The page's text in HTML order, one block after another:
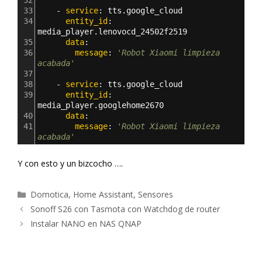
33
- service: tts.google_cloud
34
entity_id
media_player.lenovocd_24502f2519
35
data:
36
message:
'Robot Xiaomi limpieza
acabada'
37
38
- service: tts.google_cloud
39
entity_id
media_player.googlehome2670
40
data:
41
message:
'Robot Xiaomi limpieza
acabada'
Y con esto y un bizcocho ….
Categorías
Domotica, Home Assistant, Sensores
Navegación
de
Sonoff S26 con Tasmota con Watchdog de router
Instalar NANO en NAS QNAP